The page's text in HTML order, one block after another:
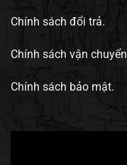
Chính sách đổi trả.
Chính sách vận
Chính sách bảo mật.